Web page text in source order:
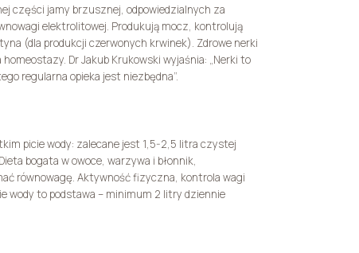
części jamy brzusznej, odpowiedzialnych za
elektrolitowej. Produkują mocz, kontrolują
(dla produkcji czerwonych krwinek). Zdrowe nerki
Dr Jakub Krukowski wyjaśnia: „Nerki to
regularna opieka jest niezbędna”.
picie wody: zalecane jest 1,5-2,5 litra czystej
bogata w owoce, warzywa i błonnik,
równowagę. Aktywność fizyczna, kontrola wagi
wody to podstawa – minimum 2 litry dziennie